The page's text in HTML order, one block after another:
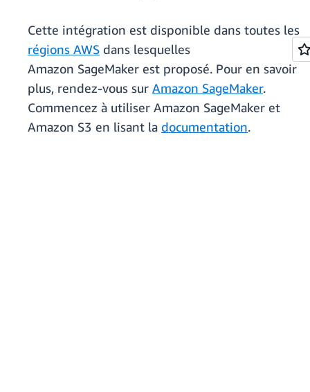
Cette intégration est disponible dans toutes les
régions AWS dans lesquelles
Amazon SageMaker est proposé. Pour en savoir
plus, rendez-vous sur Amazon SageMaker.
Commencez à utiliser Amazon SageMaker et
Amazon S3 en lisant la documentation.